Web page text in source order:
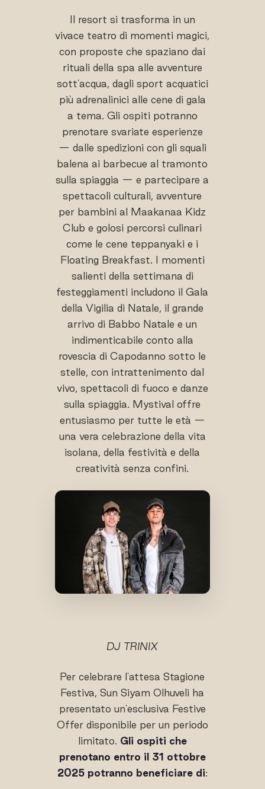
Il resort si trasforma in un
vivace teatro di momenti magici,
con proposte che spaziano dai
rituali della spa alle avventure
sott'acqua, dagli sport acquatici
più adrenalinici alle cene di gala
a tema. Gli ospiti potranno
prenotare svariate esperienze
— dalle spedizioni con gli squali
balena ai barbecue al tramonto
sulla spiaggia — e partecipare a
spettacoli culturali, avventure
per bambini al Maakanaa Kidz
Club e golosi percorsi culinari
come le cene teppanyaki e i
Floating Breakfast. I momenti
salienti della settimana di
festeggiamenti includono il Gala
della Vigilia di Natale, il grande
arrivo di Babbo Natale e un
indimenticabile conto alla
rovescia di Capodanno sotto le
stelle, con intrattenimento dal
vivo, spettacoli di fuoco e danze
sulla spiaggia. Mystival offre
entusiasmo per tutte le età —
una vera celebrazione della vita
isolana, della festività e della
creatività senza confini.
DJ TRINIX
Per celebrare l'attesa Stagione
Festiva, Sun Siyam Olhuveli ha
presentato un'esclusiva Festive
Offer disponibile per un periodo
limitato. Gli ospiti che
prenotano entro il 31 ottobre
2025 potranno beneficiare di: